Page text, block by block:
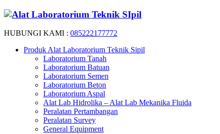
HUBUNGI KAMI : 085222177772
Produk Alat Laboratorium Teknik Sipil
Laboratorium Tanah
Laboratorium Batuan
Laboratorium Semen
Laboratorium Beton
Laboratorium Aspal
Alat Lab Hidrolika – Alat Lab Mekanika Fluida
Peralatan Pertambangan
Peralatan Survey
General Equipment